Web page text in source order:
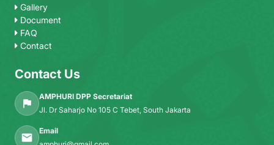
Gallery
Document
FAQ
Contact
Contact Us
AMPHURI DPP Secretariat
Jl. Dr Saharjo No 105 C Tebet, South Jakarta
Email